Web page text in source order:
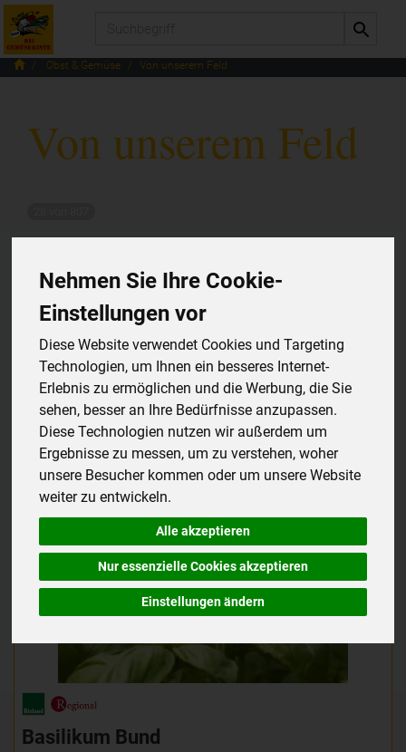
Nehmen Sie Ihre Cookie-
Einstellungen vor
Diese Website verwendet Cookies und Targeting
Technologien, um Ihnen ein besseres Internet-
Erlebnis zu ermöglichen und die Werbung, die Sie
sehen, besser an Ihre Bedürfnisse anzupassen.
Diese Technologien nutzen wir außerdem um
Ergebnisse zu messen, um zu verstehen, woher
unsere Besucher kommen oder um unsere Website
weiter zu entwickeln.
Alle akzeptieren
Nur essenzielle Cookies akzeptieren
Einstellungen ändern
Obst & Gemüse Von unserem Feld
Von unserem Feld
12
Hersteller Allergene
Basilikum Bund